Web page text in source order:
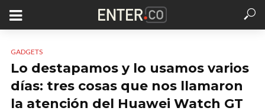
GADGETS
Lo destapamos y lo usamos varios
días: tres cosas que nos llamaron
la atención del Huawei Watch GT